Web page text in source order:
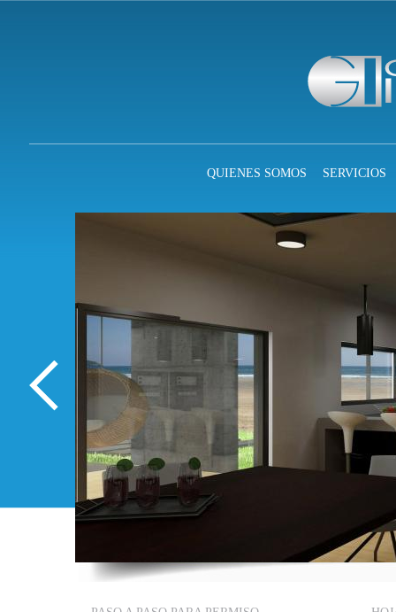
QUIENES SOMOS SERVICIOS